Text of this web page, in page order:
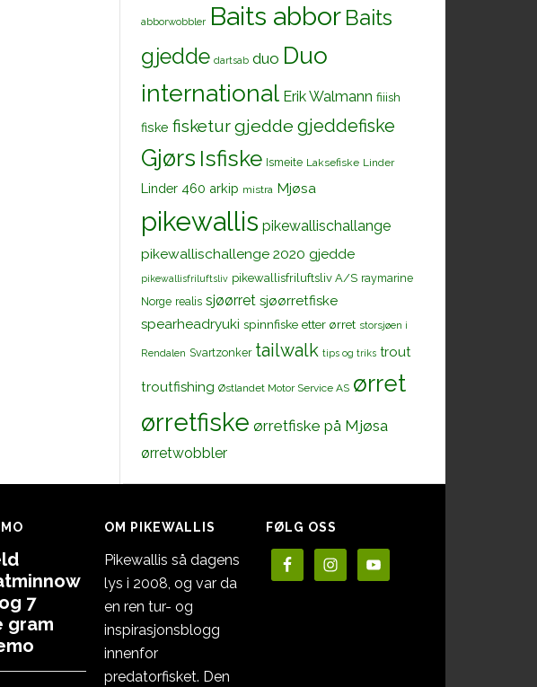
abborwobbler Baits abbor Baits
gjedde dartsab duo Duo
international Erik Walmann fiiish
fiske fisketurgjedde gjeddefiske
Gjørs Isfiske Ismeite Laksefiske Linder
Linder 460 arkip mistra Mjøsa
pikewallis pikewallischallange
pikewallischallenge 2020 gjedde
pikewallisfriluftsliv pikewallisfriluftsliv A/S raymarine
Norge realis sjøørret sjøørretfiske
spearheadryuki spinnfiske etter ørret storsjøen i
Rendalen Svartzonker tailwalk tips og triks trout
troutfishing Østlandet Motor Service AS ørret
ørretfiske ørretfiske på Mjøsa
ørretwobbler
7
gram
OM PIKEWALLIS
Pikewallis så dagens
lys i 2008, og var da
en ren tur- og
inspirasjonsblogg
innenfor
predatorfisket. Den
FØLG OSS